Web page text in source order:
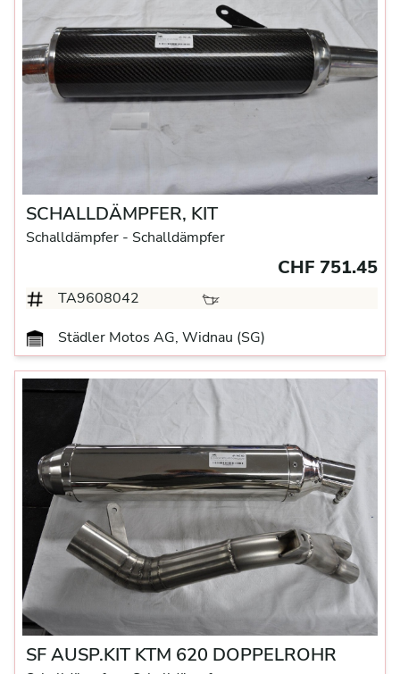
SCHALLDÄMPFER, KIT
Schalldämpfer - Schalldämpfer
CHF 751.45
TA9608042
Städler Motos AG, Widnau (SG)
SF AUSP.KIT KTM 620 DOPPELROHR